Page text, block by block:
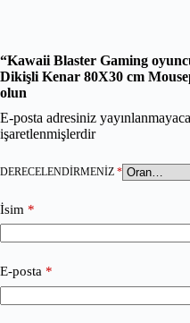
“Kawaii Blaster Gaming
Dikişli Kenar 80X30 cm
olun
E-posta adresiniz
işaretlenmişlerdir
DERECELENDIRMENIZ *
İsim *
E-posta *